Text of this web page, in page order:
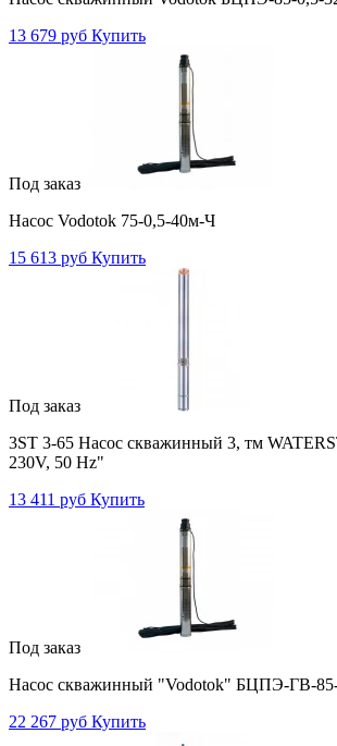
13 679 руб Купить
Под заказ
Насос Vodotok 75-0,5-40м-Ч
15 613 руб Купить
Под заказ
3ST 3-65 Насос скважинный 3, тм
230V, 50 Hz"
13 411 руб Купить
Под заказ
Насос скважинный "Vodotok" БЦПЭ-ГВ-
22 267 руб Купить